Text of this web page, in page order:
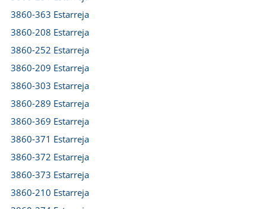
3860-363 Estarreja
3860-208 Estarreja
3860-252 Estarreja
3860-209 Estarreja
3860-303 Estarreja
3860-289 Estarreja
3860-369 Estarreja
3860-371 Estarreja
3860-372 Estarreja
3860-373 Estarreja
3860-210 Estarreja